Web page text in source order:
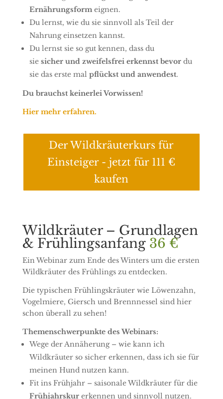
Ernährungsformeignen.
Du lernst, wie du sie sinnvoll als Teil der
Nahrung einsetzen kannst.
Du lernst sie so gut kennen, dass du
sie sicher und zweifelsfrei erkennst bevordu
sie das erste mal pflückst und anwendest.
Du brauchst keinerlei Vorwissen!
Hier mehr erfahren.
Der Wildkräuterkurs für
Einsteiger - jetzt für 111 €
kaufen
Wildkräuter – Grundlagen
& Frühlingsanfang 36 €
Ein Webinar zum Ende des Winters um die ersten
Wildkräuter des Frühlings zu entdecken.
Die typischen Frühlingskräuter wie Löwenzahn,
Vogelmiere, Giersch und Brennnessel sind hier
schon überall zu sehen!
Themenschwerpunkte des Webinars:
Wege der Annäherung – wie kann ich
Wildkräuter so sicher erkennen, dass ich sie für
meinen Hund nutzen kann.
Fit ins Frühjahr – saisonale Wildkräuter für die
Frühjahrskurerkennen und sinnvoll nutzen.